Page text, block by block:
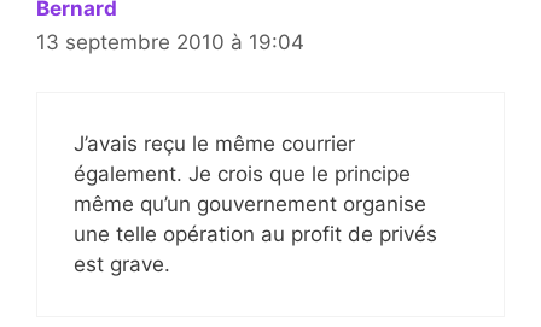
Bernard
13 septembre 2010 à 19:04
J’avais reçu le même courrier
également. Je crois que le principe
même qu’un gouvernement organise
une telle opération au profit de privés
est grave.